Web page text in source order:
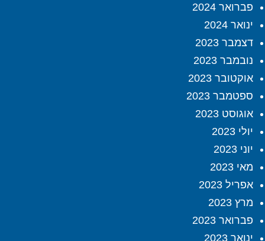
פברואר 2024
ינואר 2024
דצמבר 2023
נובמבר 2023
אוקטובר 2023
ספטמבר 2023
אוגוסט 2023
יולי 2023
יוני 2023
מאי 2023
אפריל 2023
מרץ 2023
פברואר 2023
ינואר 2023